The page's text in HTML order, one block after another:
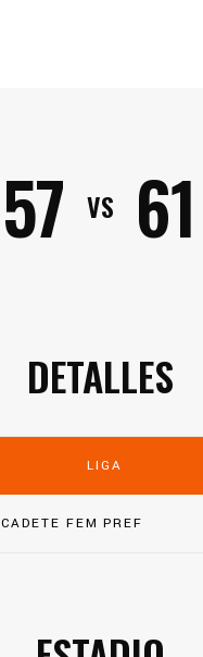
57 VS 61
DETALLES
LIGA
CADETE FEM PREF